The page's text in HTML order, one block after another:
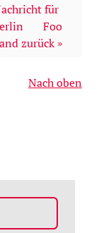
für
Foo
zurück »
Nach oben